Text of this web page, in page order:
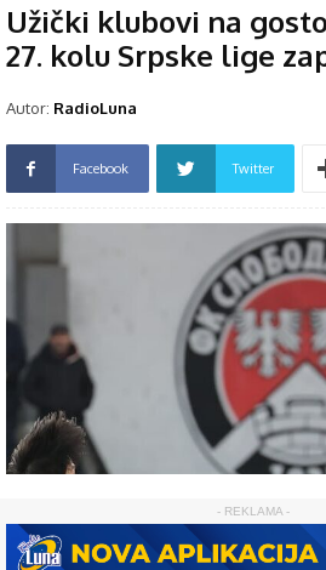
Užički klubovi na
27. kolu Srpske lige
Autor: RadioLuna
Facebook Twitter
- REKLAMA -